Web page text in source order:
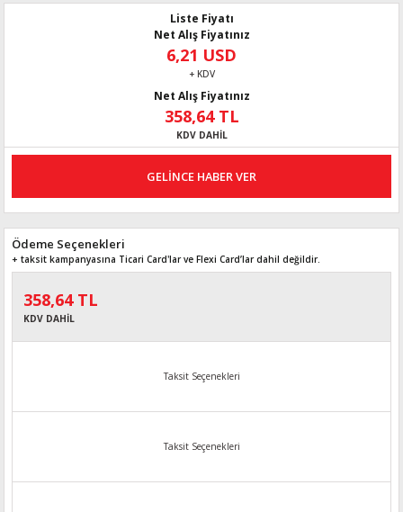
Liste Fiyatı
Net Alış Fiyatınız
6,21 USD
+ KDV
Net Alış Fiyatınız
358,64 TL
KDV DAHİL
GELİNCE HABER VER
Ödeme Seçenekleri
+ taksit kampanyasına Ticari Card'lar ve Flexi Card’lar dahil değildir.
358,64 TL
KDV DAHİL
Taksit Seçenekleri
Taksit Seçenekleri